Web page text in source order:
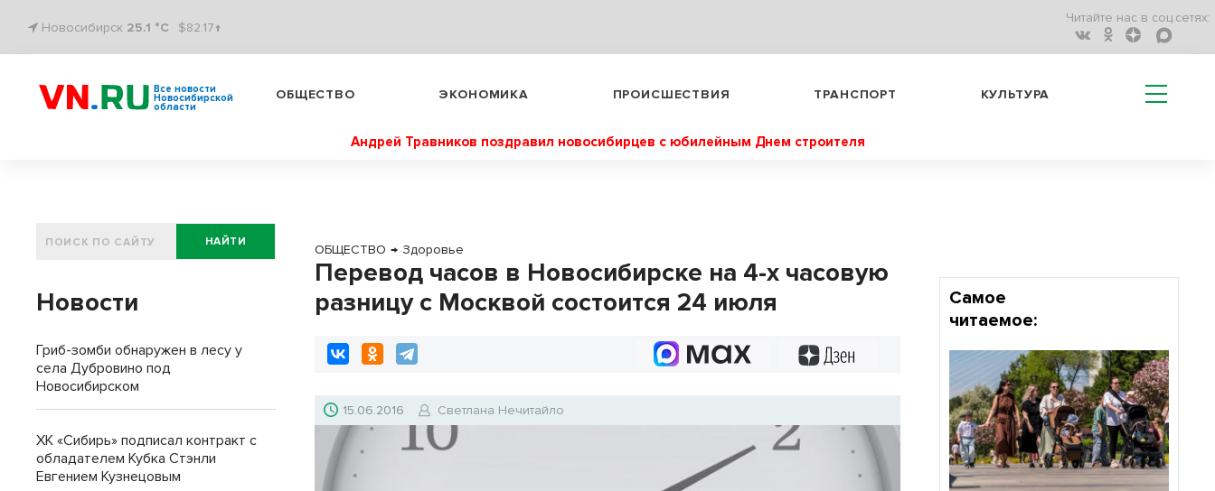
Новосибирск 25.1 °C $82.17↑
Читайте нас в соц.сетях:
Все новости
Новосибирской
области
ОБЩЕСТВО ЭКОНОМИКА ПРОИСШЕСТВИЯ ТРАНСПОРТ КУЛЬТУРА
Андрей Травников поздравил новосибирцев с юбилейным Днем строителя
ОБЩЕСТВО → Здоровье
Перевод часов в Новосибирске на 4-х часовую
разницу с Москвой состоится 24 июля
15.06.2016 Светлана Нечитайло
НАЙТИ
Новости
Гриб-зомби обнаружен в лесу у
села Дубровино под
Новосибирском
ХК «Сибирь» подписал контракт с
обладателем Кубка Стэнли
Евгением Кузнецовым
Самое
читаемое: